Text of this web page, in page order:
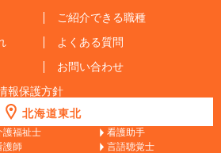
ご紹介できる職種
よくある質問
お問い合わせ
報保護方針
北海道東北
護福祉士
看護助手
護師
言語聴覚士